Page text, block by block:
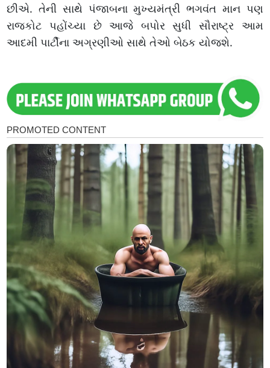
છીએ. તેની સાથે પંજાબના મુખ્યમંત્રી ભગવંત માન પણ
રાજકોટ પહોંચ્યા છે આજે બપોર સુધી સૌરાષ્ટ્ર આમ
આદમી પાર્ટીના અગ્રણીઓ સાથે તેઓ બેઠક યોજશે.